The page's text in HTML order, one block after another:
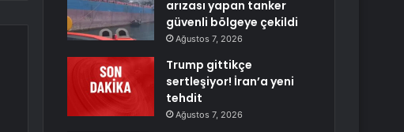
arızası yapan tanker
güvenli bölgeye çekildi
Ağustos 7, 2026
Trump gittikçe
sertleşiyor! İran’a yeni
tehdit
Ağustos 7, 2026